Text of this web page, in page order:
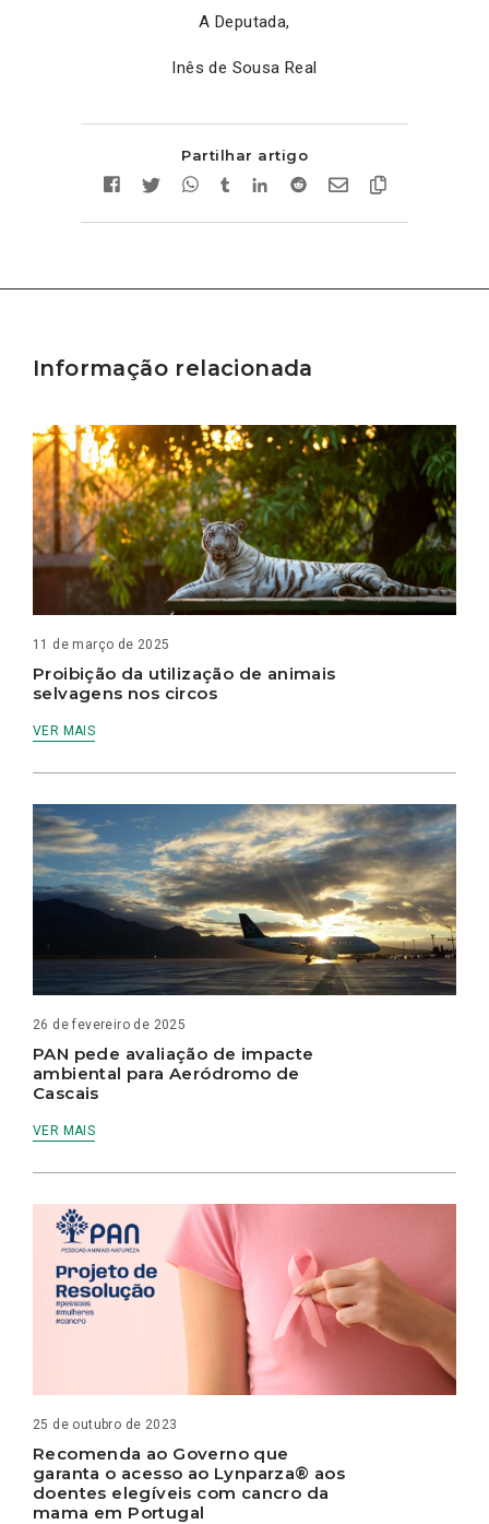
A Deputada,
Inês de Sousa Real
Partilhar artigo
Informação relacionada
11 de março de 2025
Proibição da utilização de animais
selvagens nos circos
VER MAIS
26 de fevereiro de 2025
PAN pede avaliação de impacte
ambiental para Aeródromo de
Cascais
VER MAIS
25 de outubro de 2023
Recomenda ao Governo que
garanta o acesso ao Lynparza® aos
doentes elegíveis com cancro da
mama em Portugal